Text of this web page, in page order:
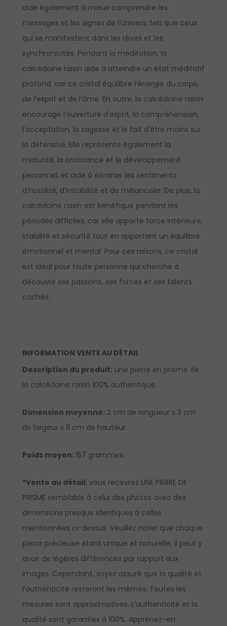
aide également à mieux comprendre les
messages et les signes de l’Univers, tels que ceux
qui se manifestent dans les rêves et les
synchronicités. Pendant la méditation, la
calcédoine raisin aide à atteindre un état méditatif
profond, car ce cristal équilibre l’énergie du corps,
de l’esprit et de l’âme. En outre, la calcédoine raisin
encourage l’ouverture d’esprit, la compréhension,
l’acceptation, la sagesse et le fait d’être moins sur
la défensive. Elle représente également la
maturité, la croissance et le développement
personnel, et aide à éliminer les sentiments
d’hostilité, d’irritabilité et de mélancolie. De plus, la
calcédoine raisin est bénéfique pendant les
périodes difficiles, car elle apporte force intérieure,
stabilité et sécurité tout en apportant un équilibre
émotionnel et mental. Pour ces raisons, ce cristal
est idéal pour toute personne qui cherche à
découvrir ses passions, ses forces et ses talents
cachés.
INFORMATION VENTE AU DÉTAIL
Description du produit: une pierre en prisme de
la calcédoine raisin 100% authentique.
Dimension moyenne: 2 cm de longueur x 3 cm
de largeur x 11 cm de hauteur.
Poids moyen: 157 grammes.
*Vente au détail: vous recevrez UNE PIERRE DE
PRISME semblable à celui des photos avec des
dimensions presque identiques à celles
mentionnées ci-dessus. Veuillez noter que chaque
pierre précieuse étant unique et naturelle, il peut y
avoir de légères différences par rapport aux
images. Cependant, soyez assuré que la qualité et
l’authenticité resteront les mêmes. Toutes les
mesures sont approximatives. L’authenticité et la
qualité sont garanties à 100%. Apprenez-en